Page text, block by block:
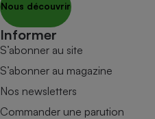
Nous découvrir
Informer
S’abonner au site
S’abonner au magazine
Nos newsletters
Commander une parution